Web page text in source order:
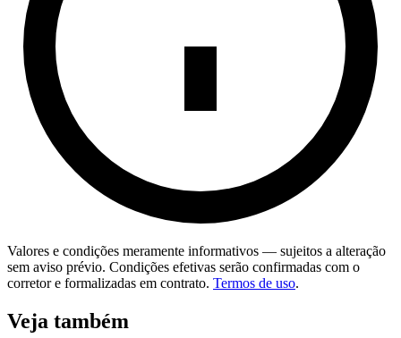
Valores e condições meramente informativos — sujeitos a alteração
sem aviso prévio. Condições efetivas serão confirmadas com o
corretor e formalizadas em contrato. Termos de uso.
Veja também